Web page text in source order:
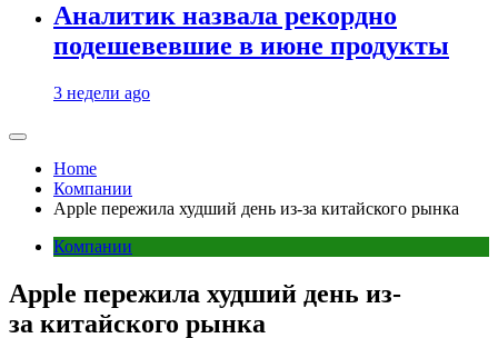
Аналитик назвала рекордно
подешевевшие в июне продукты
3 недели ago
Home
Компании
Apple пережила худший день из-за китайского рынка
Компании
Apple пережила худший день из-
за китайского рынка